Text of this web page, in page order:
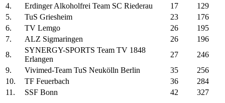
4.
Erdinger Alkoholfrei Team SC Riederau 17
129
5.
TuS Griesheim 23
176
6.
TV Lemgo 26
195
7.
ALZ Sigmaringen 26
196
8.
SYNERGY-SPORTS Team TV 1848
Erlangen
27
246
9.
Vivimed-Team TuS Neukölln Berlin 35
256
10.
TF Feuerbach 36
284
11.
SSF Bonn 42 327